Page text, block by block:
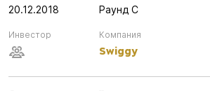
20.12.2018
Компания
Swiggy
Инвестор
Раунд C